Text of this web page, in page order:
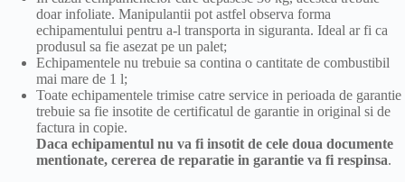
doar infoliate. Manipulantii pot astfel observa forma
echipamentului pentru a-l transporta in siguranta. Ideal ar fi ca
produsul sa fie asezat pe un palet;
Echipamentele nu trebuie sa contina o cantitate de combustibil
mai mare de 1 l;
Toate echipamentele trimise catre service in perioada de garantie
trebuie sa fie insotite de certificatul de garantie in original si de
factura in copie.
Daca echipamentul nu va fi insotit de cele doua documente
mentionate, cererea de reparatie in garantie va fi respinsa.